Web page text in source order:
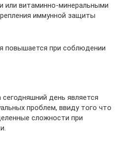
или витаминно-минеральными
иммунной защиты
повышается при соблюдении
день является
проблем, ввиду того что
сложности при